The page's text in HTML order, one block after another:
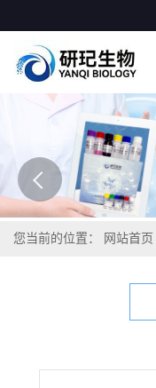
您当前的位置： 网站首页